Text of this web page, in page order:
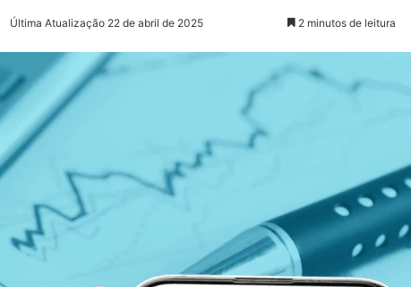
Última Atualização 22 de abril de 2025 2 minutos de leitura